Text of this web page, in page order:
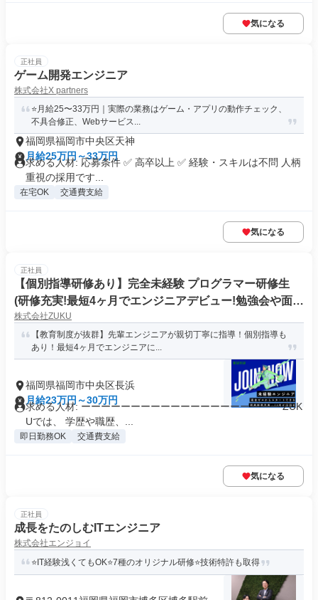
気になる
正社員
ゲーム開発エンジニア
株式会社X partners
⭐月給25〜33万円｜実際の業務はゲーム・アプリの動作チェック、
不具合修正、Webサービス...
福岡県福岡市中央区天神
月給25万円～33万円
求める人材: 応募条件 ✅ 高卒以上 ✅ 経験・スキルは不問 人柄
重視の採用です...
在宅OK 交通費支給
気になる
正社員
【個別指導研修あり】完全未経験 プログラマー研修生
(研修充実!最短4ヶ月でエンジニアデビュー!勉強会や面談
でスキルアップ)
株式会社ZUKU
【教育制度が抜群】先輩エンジニアが親切丁寧に指導！個別指導も
あり！最短4ヶ月でエンジニアに...
福岡県福岡市中央区長浜
月給23万円～30万円
求める人材: ーーーーーーーーーーーーーーーーーーーー ZUK
Uでは、 学歴や職歴、...
即日勤務OK 交通費支給
気になる
正社員
成長をたのしむITエンジニア
株式会社エンジョイ
⭐IT経験浅くてもOK⭐7種のオリジナル研修⭐技術特許も取得